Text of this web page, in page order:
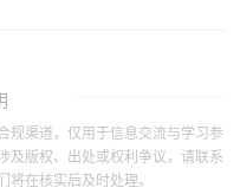
规渠道，仅用于信息交流与学习参
及版权、出处或权利争议，请联系
在核实后及时处理。